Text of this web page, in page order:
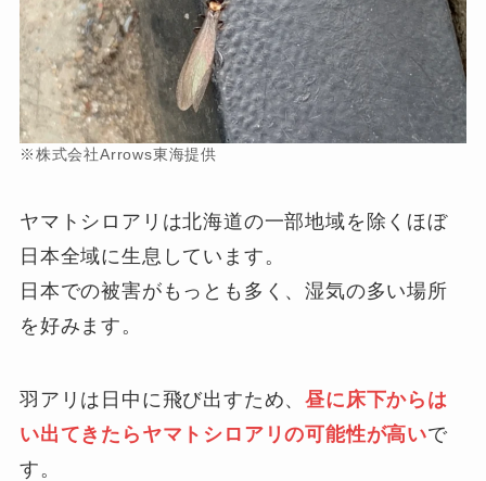
※株式会社Arrows東海提供
ヤマトシロアリは北海道の一部地域を除くほぼ
日本全域に生息しています。
日本での被害がもっとも多く、湿気の多い場所
を好みます。
羽アリは日中に飛び出すため、昼に床下からは
い出てきたらヤマトシロアリの可能性が高いで
す。